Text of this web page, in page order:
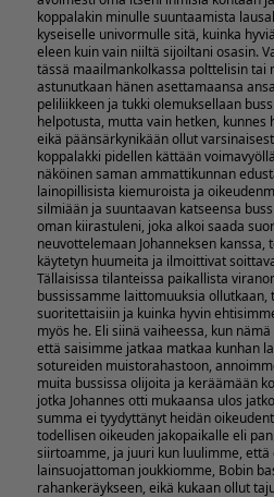
koppalakin minulle suuntaamista
kyseiselle univormulle sitä, kuinka
eleen kuin vain niiltä sijoiltani osasin.
tässä maailmankolkassa polttelisin tai
astunutkaan hänen asettamaansa
peliliikkeen ja tukki olemuksellaan
helpotusta, mutta vain hetken,
eikä päänsärkynikään ollut
koppalakki pidellen kättään
näköinen saman ammattikunnan
lainopillisista kiemuroista ja
silmiään ja suuntaavan katseensa
oman kiirastuleni, joka alkoi saada
neuvottelemaan Johanneksen
käytetyn huumeita ja ilmoittivat
Tällaisissa tilanteissa paikallista
bussissamme laittomuuksia
suoritettaisiin ja kuinka hyvin
myös he. Eli siinä vaiheessa, kun
että saisimme jatkaa matkaa kunhan
sotureiden muistorahastoon,
muita bussissa olijoita ja keräämään
jotka Johannes otti mukaansa ulos
summa ei tyydyttänyt heidän
todellisen oikeuden jakopaikalle eli
siirtoamme, ja juuri kun luulimme,
lainsuojattoman joukkiomme, Bobin
rahankeräykseen, eikä kukaan ollut